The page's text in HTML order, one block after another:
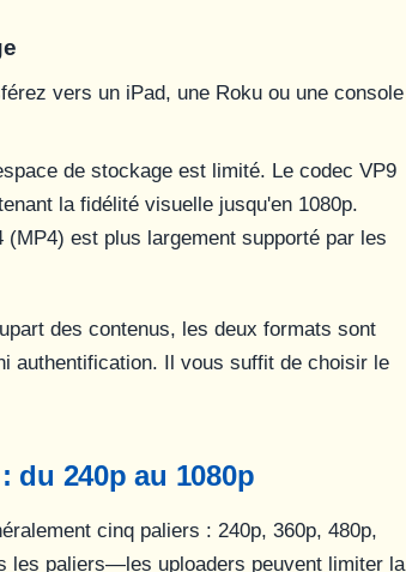
vers un iPad, une Roku ou une console
de stockage est limité. Le codec VP9
la fidélité visuelle jusqu'en 1080p.
est plus largement supporté par les
des contenus, les deux formats sont
authentification. Il vous suffit de choisir le
du 240p au 1080p
cinq paliers : 240p, 360p, 480p,
les paliers—les uploaders peuvent limiter la